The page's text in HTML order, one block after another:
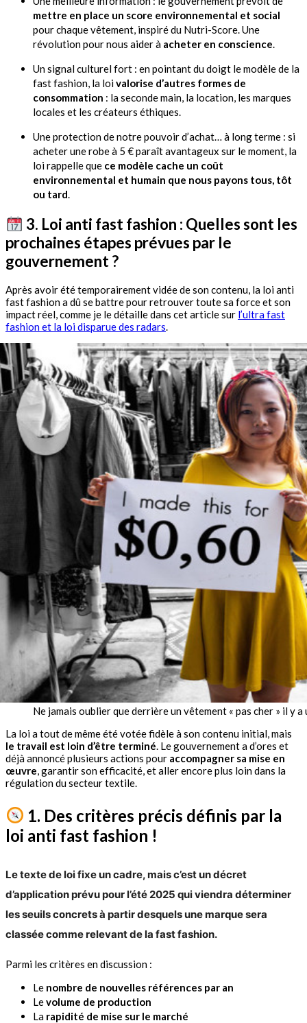
mettre en place un score environnemental et social
pour chaque vêtement, inspiré du Nutri-Score. Une
révolution pour nous aider à acheter en conscience.
Un signal culturel fort : en pointant du doigt le modèle de la
fast fashion, la loivalorise d’autres formes de
consommation : la seconde main, la location, les marques
locales et les créateurs éthiques.
Une protection de notre pouvoir d’achat… à long terme : si
acheter une robe à 5 € paraît avantageux sur le moment, la
loi rappelle que ce modèle cache un coût
environnemental et humain que nous payons tous, tôt
ou tard.
3. Loi anti fast fashion : Quelles sont les
prochaines étapes prévues par le
gouvernement ?
Après avoir été temporairement vidée de son contenu, la loi anti
fast fashion a dû se battre pour retrouver toute sa force et son
impact réel, comme je le détaille dans cet article sur l’ultra fast
fashion et la loi disparue des radars
Ne jamais oublier que derrière un vêtement « pas cher » il y
La loi a tout de même été votée fidèle à son contenu initial, mais
le travail est loin d’être terminé . Le gouvernement a d’ores et
déjà annoncé plusieurs actions pour accompagner sa mise en
œuvre , garantir son efficacité, et aller encore plus loin dans la
régulation du secteur textile.
1. Des critères précis définis par la
loi anti fast fashion !
Le texte de loi fixe un cadre, mais c’estun décret
d’application prévu pour l’été 2025 qui viendra déterminer
les seuils concretsà partir desquels une marque sera
classée comme relevant de la fast fashion.
Parmi les critères en discussion :
Le nombre de nouvelles références par an
Levolume de production
La rapidité de mise sur le marché